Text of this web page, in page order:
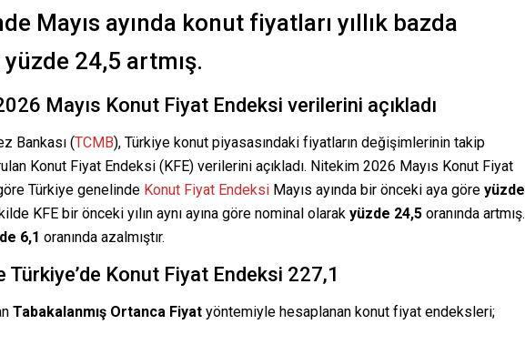
Mayıs ayında konut fiyatları yıllık bazda
24,5 artmış.
Mayıs Konut Fiyat Endeksi verilerini açıkladı
Bankası (TCMB), Türkiye konut piyasasındaki fiyatların değişimlerinin takip
Konut Fiyat Endeksi (KFE) verilerini açıkladı. Nitekim 2026 Mayıs Konut Fiyat
Türkiye genelinde Konut Fiyat Endeksi Mayıs ayında bir önceki aya göre yüzde
KFE bir önceki yılın aynı ayına göre nominal olarak yüzde 24,5 oranında artmış.
6,1 oranında azalmıştır.
Türkiye’de Konut Fiyat Endeksi 227,1
Tabakalanmış Ortanca Fiyat yöntemiyle hesaplanan konut fiyat endeksleri;